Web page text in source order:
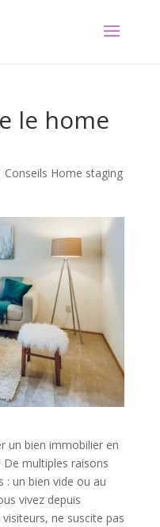
le home
Conseils Home staging
un bien immobilier en
multiples raisons
: un bien vide ou au
vivez depuis
ne suscite pas